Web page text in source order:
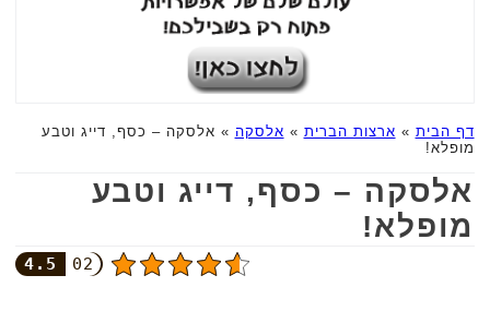
דף הבית » ארצות הברית » אלסקה » אלסקה – כסף, דייג וטבע
מופלא!
אלסקה – כסף, דייג וטבע
מופלא!
4.5 02